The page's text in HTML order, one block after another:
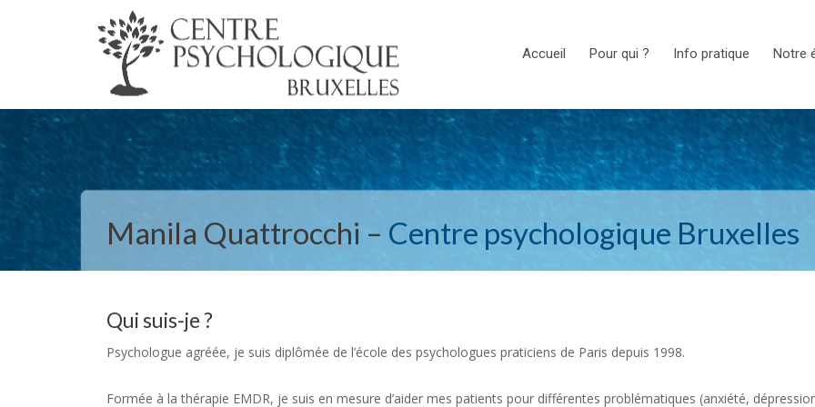
Accueil Pour qui ? Info pratique Notre
Manila Quattrocchi – Centre psychologique Bruxelles
Qui suis-je ?
Psychologue agréée, je suis diplômée de l’école des psychologues praticiens de Paris depuis 1998.
Formée à la thérapie EMDR, je suis en mesure d’aider mes patients pour différentes problématiques (anxiété,